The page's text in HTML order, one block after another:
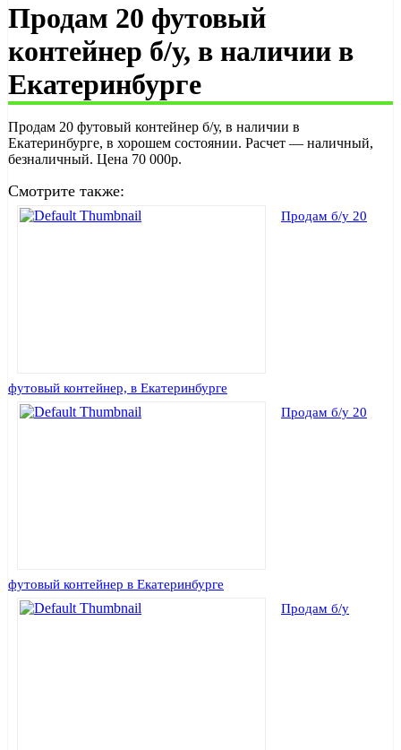
Продам 20 футовый
контейнер б/у, в наличии в
Екатеринбурге
Продам 20 футовый контейнер б/у, в наличии в
Екатеринбурге, в хорошем состоянии. Расчет — наличный,
безналичный. Цена 70 000р.
Смотрите также:
Продам б/у 20
футовый контейнер, в Екатеринбурге
Продам б/у 20
футовый контейнер в Екатеринбурге
Продам б/у